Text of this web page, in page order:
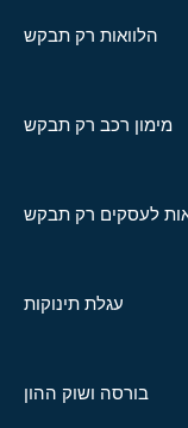
הלוואות רק תבקש
מימון רכב רק תבקש
לעסקים רק תבקש
עגלת תינוקות
בורסה ושוק ההון